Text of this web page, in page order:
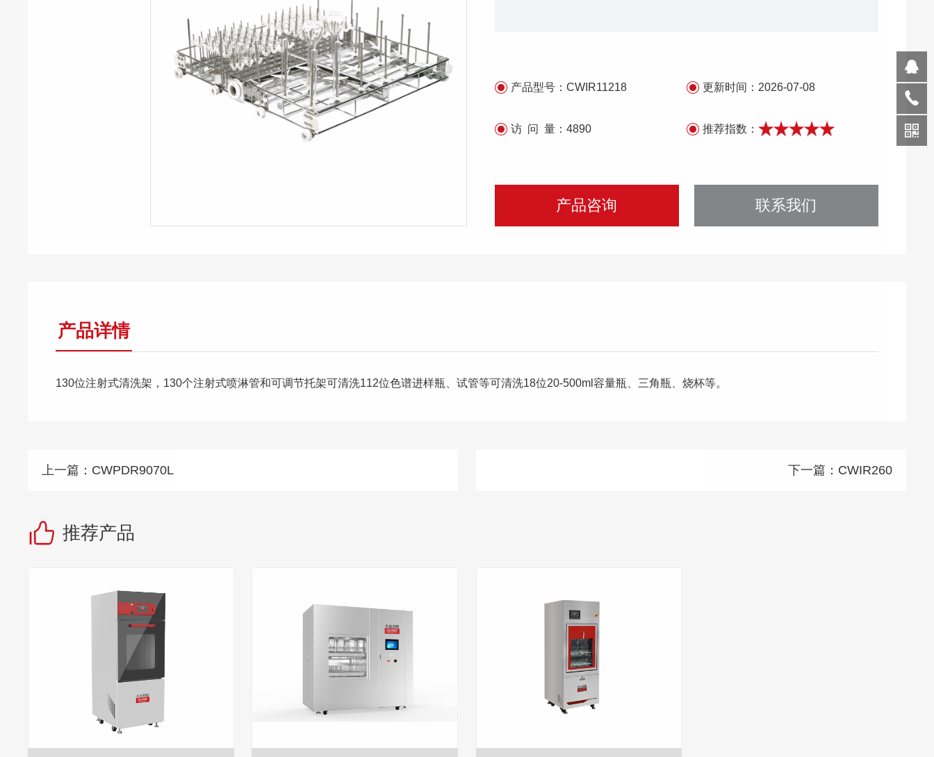
产品型号： CWIR11218 更新时间： 2026-07-08
访 问 量： 4890 推荐指数：
产品咨询 联系我们
产品详情
130位注射式清洗架，130个注射式喷淋管和可调节托架可清洗112位色谱进样瓶、试管等可清洗18位20-500ml容量瓶、三角瓶、烧杯等。
上一篇： CWPDR9070L 下一篇： CWIR260
推荐产品